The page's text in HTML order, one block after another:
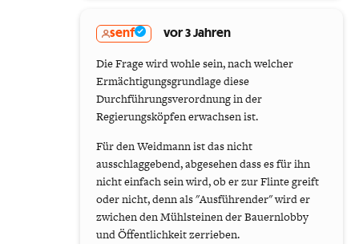
senf vor 3 Jahren
Die Frage wird wohle sein, nach welcher
Ermächtigungsgrundlage diese
Durchführungsverordnung in der
Regierungsköpfen erwachsen ist.
Für den Weidmann ist das nicht
ausschlaggebend, abgesehen dass es für ihn
nicht einfach sein wird, ob er zur Flinte greift
oder nicht, denn als "Ausführender" wird er
zwichen den Mühlsteinen der Bauernlobby
und Öffentlichkeit zerrieben.